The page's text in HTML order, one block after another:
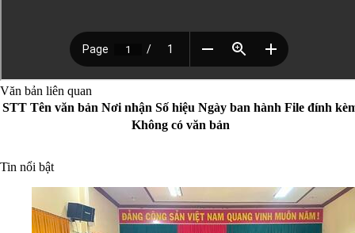
Văn bản liên quan
STT Tên văn bản Nơi nhận Số hiệu Ngày ban hành File đính
Không có văn bản
Tin nổi bật